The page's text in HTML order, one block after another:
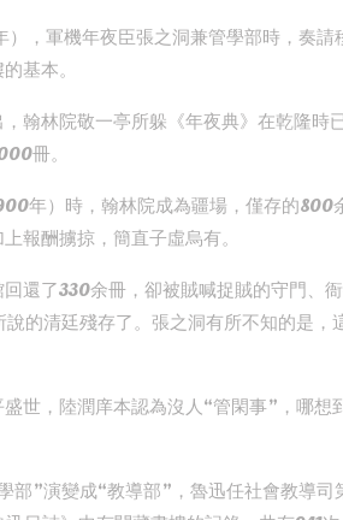
），軍機年夜臣張之洞兼管學部時，奏
基本。
翰林院敬一亭所躲《年夜典》在乾隆時
冊。
年）時，翰林院成為疆場，僅存的
報酬擄掠，簡直子虛烏有。
還了330余冊，卻被賊喊捉賊的守門、
的清廷殘存了。張之洞有所不知的是
世，陸潤庠本認為沒人“管閑事”，哪
部”演變成“教導部”，魯迅任社會教導